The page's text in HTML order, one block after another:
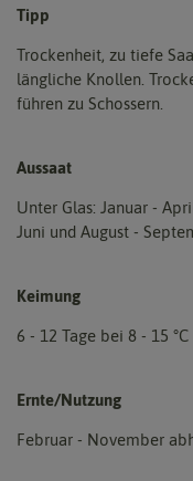
Tipp
Trockenheit, zu tiefe
längliche Knollen.
führen zu Schossern.
Aussaat
Unter Glas: Januar -
Juni und August -
Keimung
6 - 12 Tage bei 8 - 15 °C
Ernte/Nutzung
Februar - November